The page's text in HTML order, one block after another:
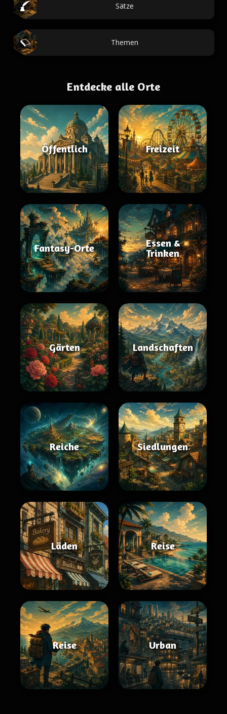
Sätze
Themen
Entdecke alle Orte
Öffentlich Freizeit
Fantasy-Orte
Essen &
Trinken
Gärten Landschaften
Reiche Siedlungen
Läden Reise
Reise Urban